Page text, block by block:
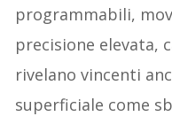
programmabili,
precisione elevata,
rivelano vincenti
superficiale come